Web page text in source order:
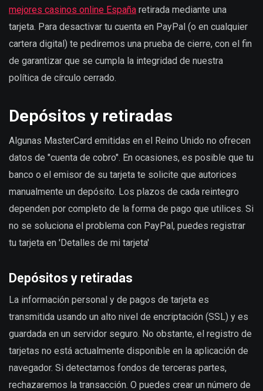
mejores casinos online España retirada mediante una
tarjeta. Para desactivar tu cuenta en PayPal (o en cualquier
cartera digital) te pediremos una prueba de cierre, con el fin
de garantizar que se cumpla la integridad de nuestra
política de círculo cerrado.
Depósitos y retiradas
Algunas MasterCard emitidas en el Reino Unido no ofrecen
datos de "cuenta de cobro". En ocasiones, es posible que tu
banco o el emisor de su tarjeta te solicite que autorices
manualmente un depósito. Los plazos de cada reintegro
dependen por completo de la forma de pago que utilices. Si
no se soluciona el problema con PayPal, puedes registrar
tu tarjeta en 'Detalles de mi tarjeta'
Depósitos y retiradas
La información personal y de pagos de tarjeta es
transmitida usando un alto nivel de encriptación (SSL) y es
guardada en un servidor seguro. No obstante, el registro de
tarjetas no está actualmente disponible en la aplicación de
navegador. Si detectamos fondos de terceras partes,
rechazaremos la transacción. O puedes crear un número de